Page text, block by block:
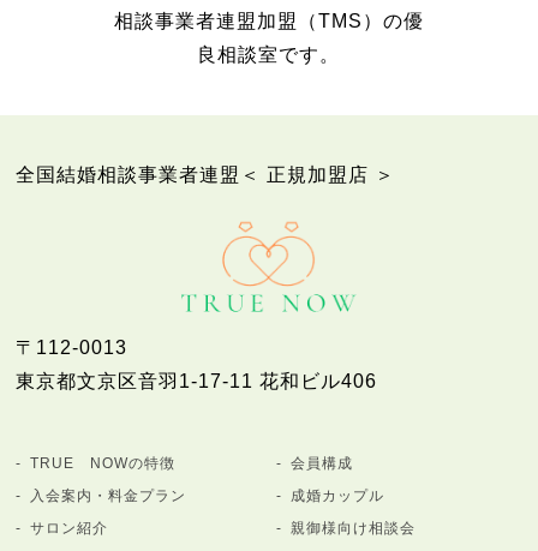
相談事業者連盟加盟（TMS）の優
良相談室です。
全国結婚相談事業者連盟＜ 正規加盟店 ＞
〒112-0013
東京都文京区音羽1-17-11 花和ビル406
TRUE NOWの特徴
入会案内・料金プラン
サロン紹介
会員構成
成婚カップル
親御様向け相談会